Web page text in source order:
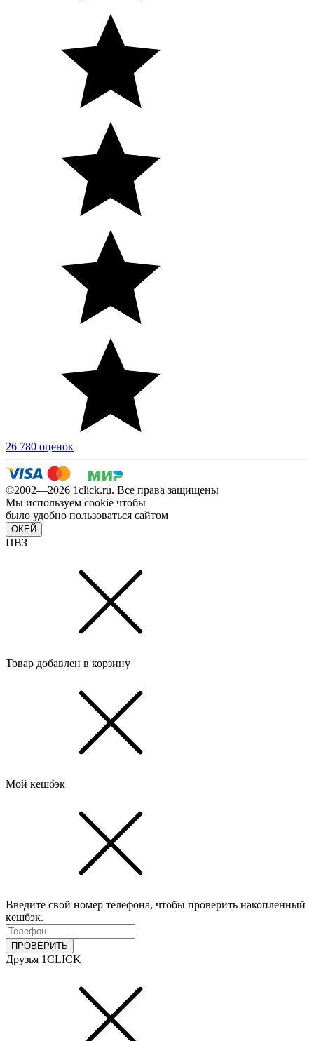
26 780 оценок
©2002—2026 1сlick.ru. Все права защищены
Мы используем cookie чтобы
было удобно пользоваться сайтом
ОКЕЙ
ПВЗ
Товар добавлен в корзину
Мой кешбэк
Введите свой номер телефона, чтобы проверить накопленный
кешбэк.
ПРОВЕРИТЬ
Друзья 1CLICK